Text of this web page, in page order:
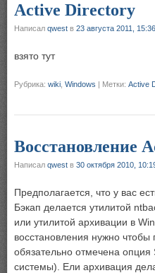
Active Directory
Написал qwest в 23 августа 2011, 15:36
взято тут
Рубрика: wiki Windows | Метки: Active
Восстановление
Написал qwest в 30 октября 2010,
Предполагается, что у вас
Бэкап делается утилитой
или утилитой архивации в
восстановления нужно
обязательно отмечена опция
системы). Ели архивация